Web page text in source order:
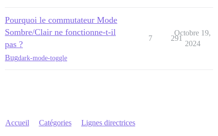
Pourquoi le commutateur Mode
Sombre/Clair ne fonctionne-t-il
pas ?
Bugdark-mode-toggle
7 291
Octobre 19,
2024
Accueil Catégories Lignes directrices